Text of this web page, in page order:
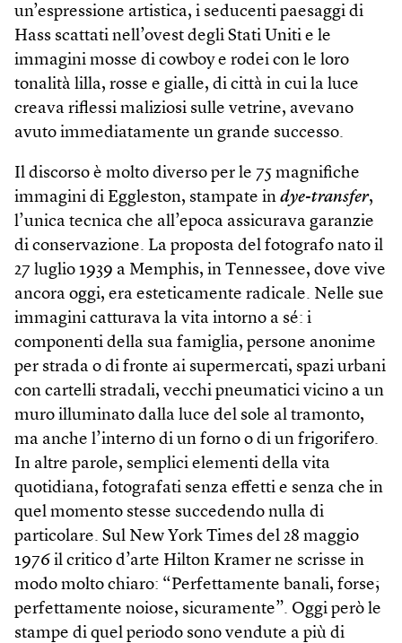
un’espressione artistica, i seducenti paesaggi di
Hass scattati nell’ovest degli Stati Uniti e le
immagini mosse di cowboy e rodei con le loro
tonalità lilla, rosse e gialle, di città in cui la luce
creava riflessi maliziosi sulle vetrine, avevano
avuto immediatamente un grande successo.
Il discorso è molto diverso per le 75 magnifiche
immagini di Eggleston, stampate in dye-transfer,
l’unica tecnica che all’epoca assicurava garanzie
di conservazione. La proposta del fotografo nato il
27 luglio 1939 a Memphis, in Tennessee, dove vive
ancora oggi, era esteticamente radicale. Nelle sue
immagini catturava la vita intorno a sé: i
componenti della sua famiglia, persone anonime
per strada o di fronte ai supermercati, spazi urbani
con cartelli stradali, vecchi pneumatici vicino a un
muro illuminato dalla luce del sole al tramonto,
ma anche l’interno di un forno o di un frigorifero.
In altre parole, semplici elementi della vita
quotidiana, fotografati senza effetti e senza che in
quel momento stesse succedendo nulla di
particolare. Sul New York Times del 28 maggio
1976 il critico d’arte Hilton Kramer ne scrisse in
modo molto chiaro: “Perfettamente banali, forse;
perfettamente noiose, sicuramente”. Oggi però le
stampe di quel periodo sono vendute a più di